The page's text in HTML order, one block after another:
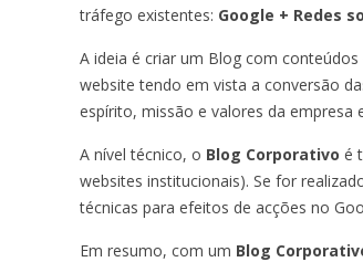
tráfego existentes: Google + Redes
A ideia é criar um Blog com
website tendo em vista a conversão
espírito, missão e valores da
A nível técnico, o Blog Corporativo é
websites institucionais). Se for
técnicas para efeitos de acções no
Em resumo, com um Blog